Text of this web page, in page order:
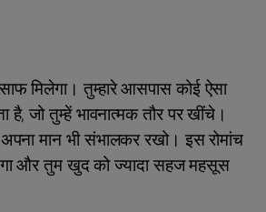
मिलेगा। तुम्हारे आसपास कोई ऐसा
जो तुम्हें भावनात्मक तौर पर खींचे।
मान भी संभालकर रखो। इस रोमांच
और तुम खुद को ज्यादा सहज महसूस